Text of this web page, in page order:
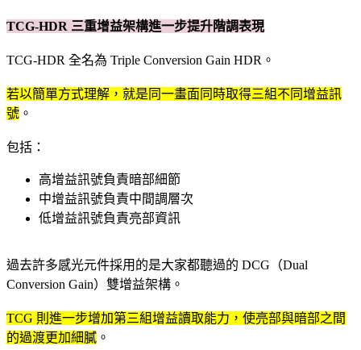
TCG-HDR 三重增益架構進一步提升階調表現
TCG-HDR 全名為 Triple Conversion Gain HDR。
若以簡單方式理解，就是同一畫面同時取得三組不同增益訊
號 。
包括：
高增益訊號負責暗部細節
中增益訊號負責中間調層次
低增益訊號負責亮部資訊
過去許多感光元件採用的是大家都聽過的 DCG（Dual
Conversion Gain）雙增益架構。
TCG 則進一步增加第三組增益讀取能力，使亮部與暗部之間
的過渡更加細膩 。